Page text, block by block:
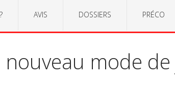
AVIS DOSSIERS PRÉCO
mode de